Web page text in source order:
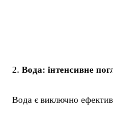
2. Вода: інтенсивне
Вода є виключно